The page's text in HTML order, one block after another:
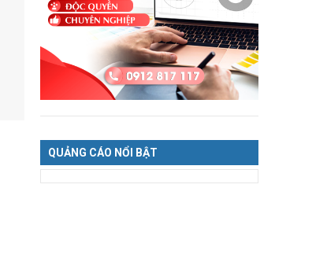
QUẢNG CÁO NỔI BẬT